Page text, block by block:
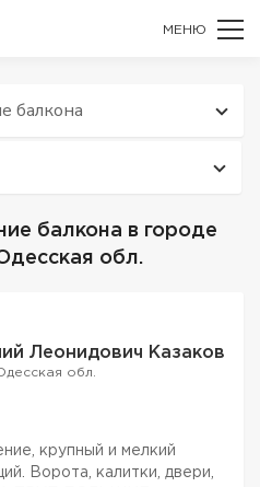
МЕНЮ
балкона
балкона в городе
обл.
Леонидович Казаков
обл.
крупный и мелкий
Ворота, калитки, двери,